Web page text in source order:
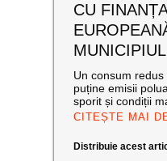
CU
Un consum
puține emisii
sporit și condiții
CITEȘTE MAI
Distribuie acest